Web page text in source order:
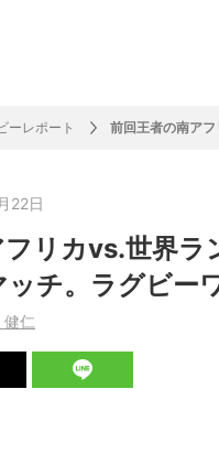
スポーツレポート
てきた！2017-
ト
スケオタデイズ
裏しま物語
ース
選～ しゅ～くり～むら
サル
プレミアリーグコ
ラグビーニュース
日本人先発投手
ーレポート 前回王者の南ア
22日
リカvs.世界
チ。ラグビー
健仁